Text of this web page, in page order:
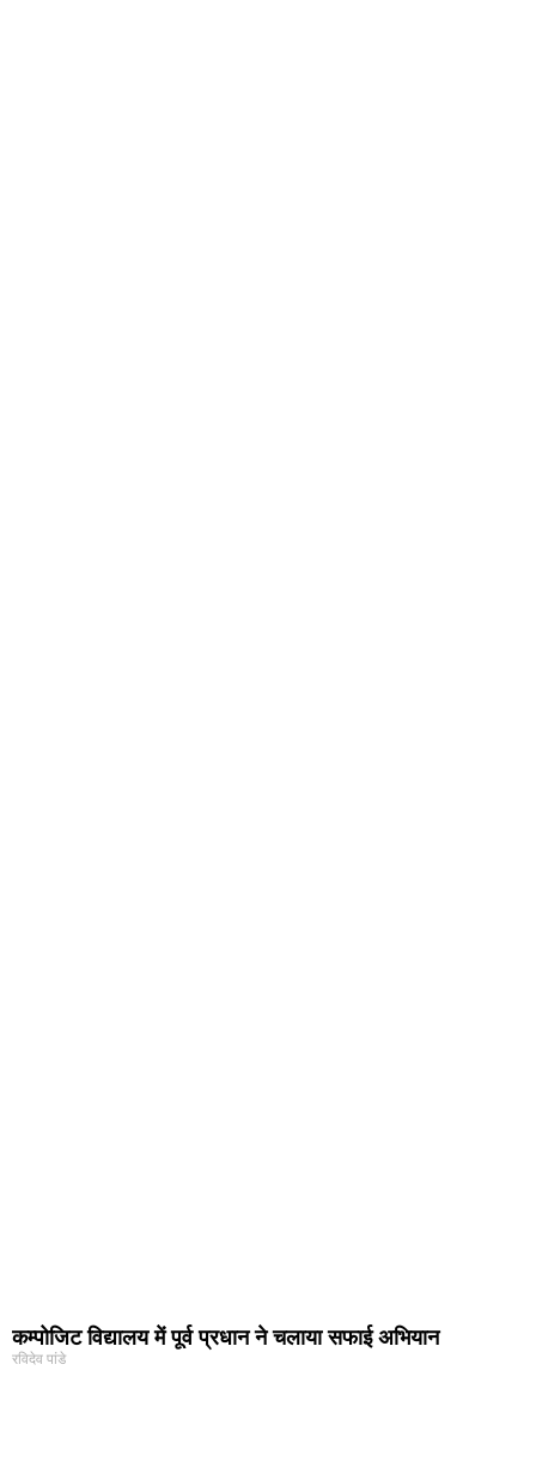
कम्पोजिट विद्यालय में पूर्व प्रधान ने चलाया सफाई अभियान
रविदेव पांडे